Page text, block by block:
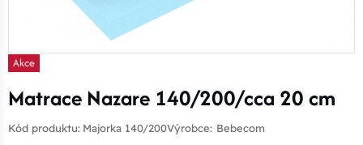
Akce
Matrace Nazare 140/200/cca 20 cm
Kód produktu: Majorka 140/200Výrobce: Bebecom